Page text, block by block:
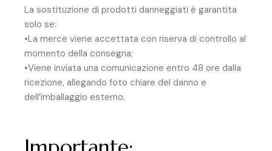
La sostituzione di prodotti danneggiati è garantita
solo se:
•La merce viene accettata con riserva di controllo al
momento della consegna;
•Viene inviata una comunicazione entro 48 ore dalla
ricezione, allegando foto chiare del danno e
dell’imballaggio esterno.